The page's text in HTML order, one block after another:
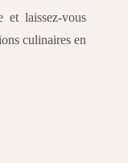
et laissez-vous
culinaires en